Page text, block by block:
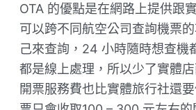
OTA 的優點是在網路上提供跟
可以跨不同航空公司查詢機票
己來查詢，24 小時隨時想查機
都是線上處理，所以少了實體店
開票服務費也比實體旅行社還